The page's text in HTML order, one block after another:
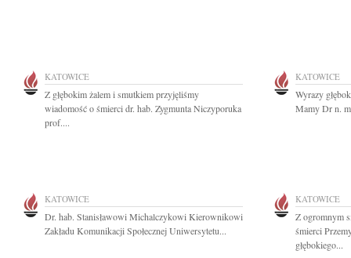
KATOWICE
Z głębokim żalem i smutkiem przyjęliśmy
wiadomość o śmierci dr. hab. Zygmunta Niczyporuka
prof....
KATOWICE
Wyrazy
Mamy Dr n.
KATOWICE
Dr. hab. Stanisławowi Michalczykowi Kierownikowi
Zakładu Komunikacji Społecznej Uniwersytetu...
KATOWICE
Z ogromnym
śmierci
głębokiego...